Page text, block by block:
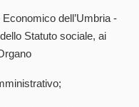
dell’Umbria -
Statuto sociale, ai